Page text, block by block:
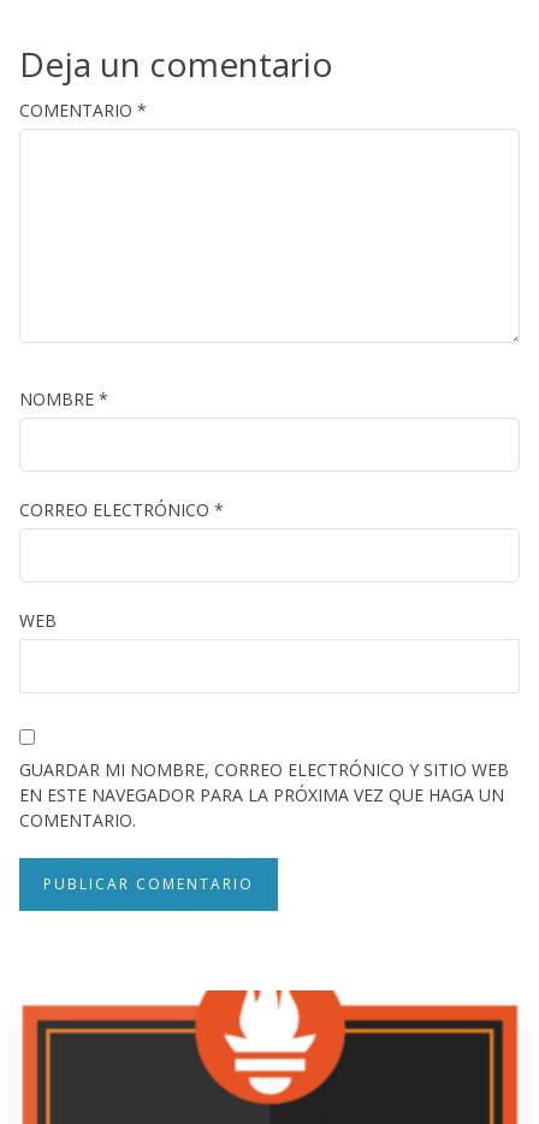
Deja un comentario
COMENTARIO *
NOMBRE *
CORREO ELECTRÓNICO *
WEB
GUARDAR MI NOMBRE, CORREO ELECTRÓNICO Y SITIO WEB
EN ESTE NAVEGADOR PARA LA PRÓXIMA VEZ QUE HAGA UN
COMENTARIO.